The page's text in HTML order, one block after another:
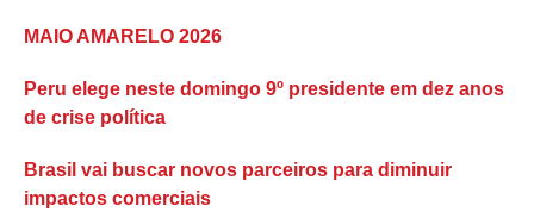
MAIO AMARELO 2026
Peru elege neste domingo 9º presidente em dez anos
de crise política
Brasil vai buscar novos parceiros para diminuir
impactos comerciais